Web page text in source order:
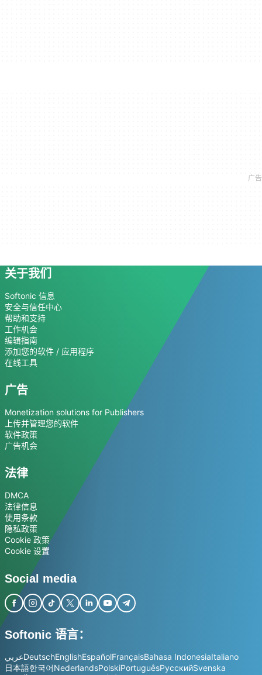
关于我们
Softonic 信息
安全与信任中心
帮助和支持
工作机会
编辑指南
添加您的软件 / 应用程序
在线工具
广告
Monetization solutions for Publishers
上传并管理您的软件
软件政策
广告机会
法律
DMCA
法律信息
使用条款
隐私政策
Cookie 政策
Cookie 设置
Social media
Softonic 语言：
عربيDeutschEnglishEspañolFrançaisBahasa IndonesiaItaliano
日本語한국어NederlandsPolskiPortuguêsРусскийSvenska